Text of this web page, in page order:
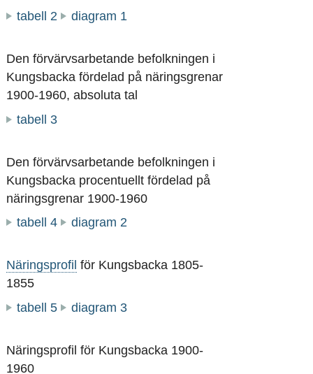
tabell 2
diagram 1
Den förvärvsarbetande befolkningen i
Kungsbacka fördelad på näringsgrenar
1900-1960, absoluta tal
tabell 3
Den förvärvsarbetande befolkningen i
Kungsbacka procentuellt fördelad på
näringsgrenar 1900-1960
tabell 4
diagram 2
Näringsprofil för Kungsbacka 1805-
1855
tabell 5
diagram 3
Näringsprofil för Kungsbacka 1900-
1960